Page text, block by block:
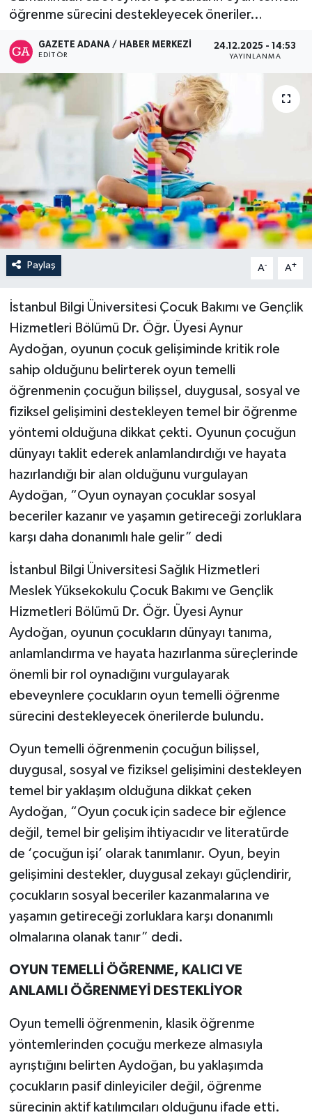
öğrenme sürecini destekleyecek öneriler…
GAZETE ADANA / HABER MERKEZI
EDITÖR
24.12.2025 - 14:53
YAYINLANMA
Paylaş A- A+
İstanbul Bilgi Üniversitesi Çocuk Bakımı ve Gençlik
Hizmetleri Bölümü Dr. Öğr. Üyesi Aynur
Aydoğan, oyunun çocuk gelişiminde kritik role
sahip olduğunu belirterek oyun temelli
öğrenmenin çocuğun bilişsel, duygusal, sosyal ve
fiziksel gelişimini destekleyen temel bir öğrenme
yöntemi olduğuna dikkat çekti. Oyunun çocuğun
dünyayı taklit ederek anlamlandırdığı ve hayata
hazırlandığı bir alan olduğunu vurgulayan
Aydoğan, “Oyun oynayan çocuklar sosyal
beceriler kazanır ve yaşamın getireceği zorluklara
karşı daha donanımlı hale gelir” dedi
İstanbul Bilgi Üniversitesi Sağlık Hizmetleri
Meslek Yüksekokulu Çocuk Bakımı ve Gençlik
Hizmetleri Bölümü Dr. Öğr. Üyesi Aynur
Aydoğan, oyunun çocukların dünyayı tanıma,
anlamlandırma ve hayata hazırlanma süreçlerinde
önemli bir rol oynadığını vurgulayarak
ebeveynlere çocukların oyun temelli öğrenme
sürecini destekleyecek önerilerde bulundu.
Oyun temelli öğrenmenin çocuğun bilişsel,
duygusal, sosyal ve fiziksel gelişimini destekleyen
temel bir yaklaşım olduğuna dikkat çeken
Aydoğan, “Oyun çocuk için sadece bir eğlence
değil, temel bir gelişim ihtiyacıdır ve literatürde
de ‘çocuğun işi’ olarak tanımlanır. Oyun, beyin
gelişimini destekler, duygusal zekayı güçlendirir,
çocukların sosyal beceriler kazanmalarına ve
yaşamın getireceği zorluklara karşı donanımlı
olmalarına olanak tanır” dedi.
OYUN TEMELLİ ÖĞRENME, KALICI VE
ANLAMLI ÖĞRENMEYİ DESTEKLİYOR
Oyun temelli öğrenmenin, klasik öğrenme
yöntemlerinden çocuğu merkeze almasıyla
ayrıştığını belirten Aydoğan, bu yaklaşımda
çocukların pasif dinleyiciler değil, öğrenme
sürecinin aktif katılımcıları olduğunu ifade etti.